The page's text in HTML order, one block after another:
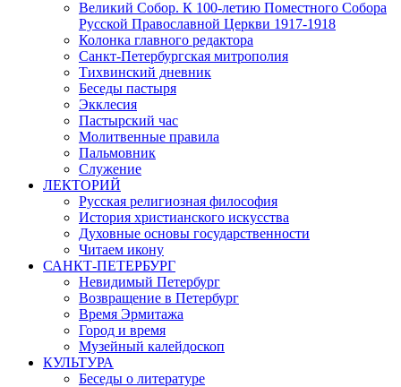
Великий Собор. К 100-летию Поместного Собора
Русской Православной Церкви 1917-1918
Колонка главного редактора
Санкт-Петербургская митрополия
Тихвинский дневник
Беседы пастыря
Экклесия
Пастырский час
Молитвенные правила
Пальмовник
Служение
ЛЕКТОРИЙ
Русская религиозная философия
История христианского искусства
Духовные основы государственности
Читаем икону
САНКТ-ПЕТЕРБУРГ
Невидимый Петербург
Возвращение в Петербург
Время Эрмитажа
Город и время
Музейный калейдоскоп
КУЛЬТУРА
Беседы о литературе